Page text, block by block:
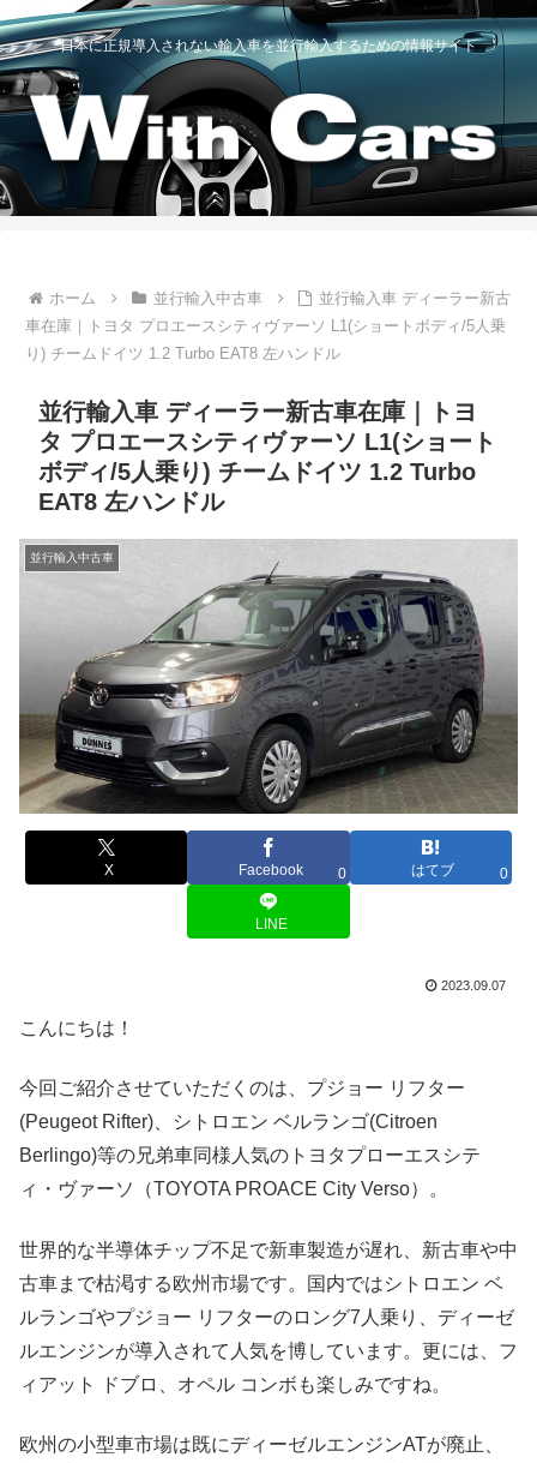
日本に正規導入されない輸入車を並行輸入するための情報サイト
ホーム 並行輸入中古車
並行輸入車 ディーラー新古
車在庫｜トヨタ プロエースシティヴァーソ L1(ショートボディ/5人乗
り) チームドイツ 1.2 Turbo EAT8 左ハンドル
並行輸入車 ディーラー新古車在庫｜トヨ
タ プロエースシティヴァーソ L1(ショート
ボディ/5人乗り) チームドイツ 1.2 Turbo
EAT8 左ハンドル
並行輸入中古車
X Facebook 0 はてブ 0
LINE
2023.09.07
こんにちは！
今回ご紹介させていただくのは、プジョー リフター
(Peugeot Rifter)、シトロエン ベルランゴ(Citroen
Berlingo)等の兄弟車同様人気のトヨタプローエスシテ
ィ・ヴァーソ（TOYOTA PROACE City Verso）。
世界的な半導体チップ不足で新車製造が遅れ、新古車や中
古車まで枯渇する欧州市場です。国内ではシトロエン ベ
ルランゴやプジョー リフターのロング7人乗り、ディーゼ
ルエンジンが導入されて人気を博しています。更には、フ
ィアット ドブロ、オペル コンボも楽しみですね。
欧州の小型車市場は既にディーゼルエンジンATが廃止、